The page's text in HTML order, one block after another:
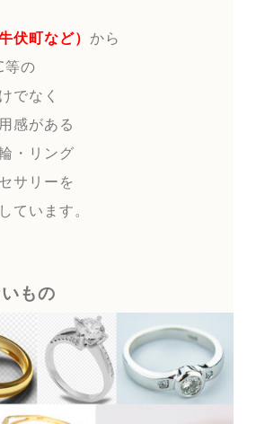
伏町など） から
等の
でなく
感がある
・リング
サリーを
ています。
もの